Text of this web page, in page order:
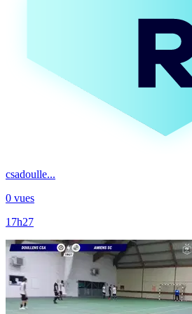
csadoulle...
0 vues
17h27